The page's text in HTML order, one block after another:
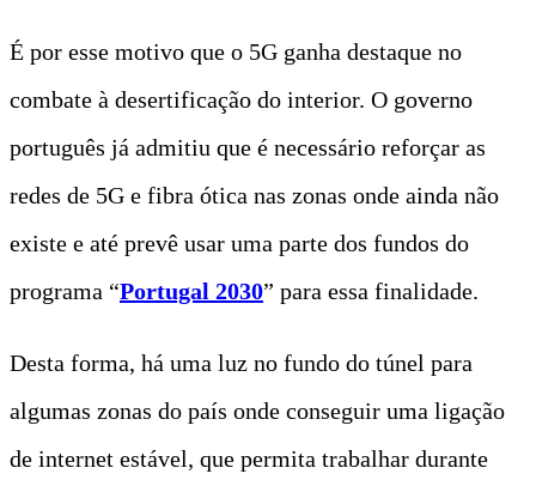
É por esse motivo que o 5G ganha destaque no
combate à desertificação do interior. O governo
português já admitiu que é necessário reforçar as
redes de 5G e fibra ótica nas zonas onde ainda não
existe e até prevê usar uma parte dos fundos do
programa “Portugal 2030” para essa finalidade.
Desta forma, há uma luz no fundo do túnel para
algumas zonas do país onde conseguir uma ligação
de internet estável, que permita trabalhar durante